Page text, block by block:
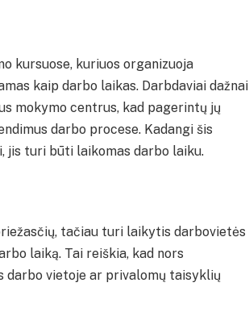
kursuose, kuriuos organizuoja
kaip darbo laikas. Darbdaviai dažnai
mokymo centrus, kad pagerintų jų
darbo procese. Kadangi šis
jis turi būti laikomas darbo laiku.
tačiau turi laikytis darbovietės
laiką. Tai reiškia, kad nors
darbo vietoje ar privalomų taisyklių